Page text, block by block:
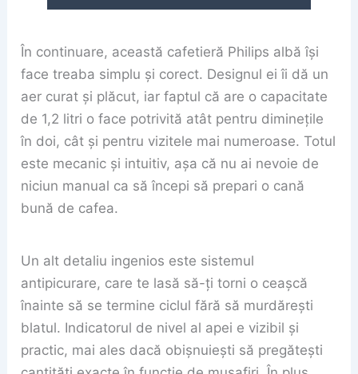
În continuare, această cafetieră Philips albă își
face treaba simplu și corect. Designul ei îi dă un
aer curat și plăcut, iar faptul că are o capacitate
de 1,2 litri o face potrivită atât pentru diminețile
în doi, cât și pentru vizitele mai numeroase. Totul
este mecanic și intuitiv, așa că nu ai nevoie de
niciun manual ca să începi să prepari o cană
bună de cafea.
Un alt detaliu ingenios este sistemul
antipicurare, care te lasă să-ți torni o ceașcă
înainte să se termine ciclul fără să murdărești
blatul. Indicatorul de nivel al apei e vizibil și
practic, mai ales dacă obișnuiești să pregătești